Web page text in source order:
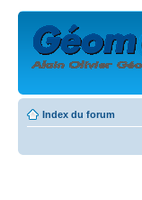
Index du forum